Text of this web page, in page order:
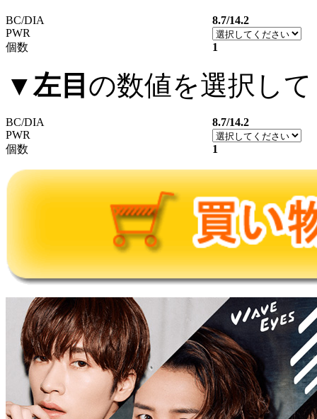
BC/DIA
8.7/14.2
PWR
個数
1
▼左目 の数値を選択し
BC/DIA
8.7/14.2
PWR
個数
1